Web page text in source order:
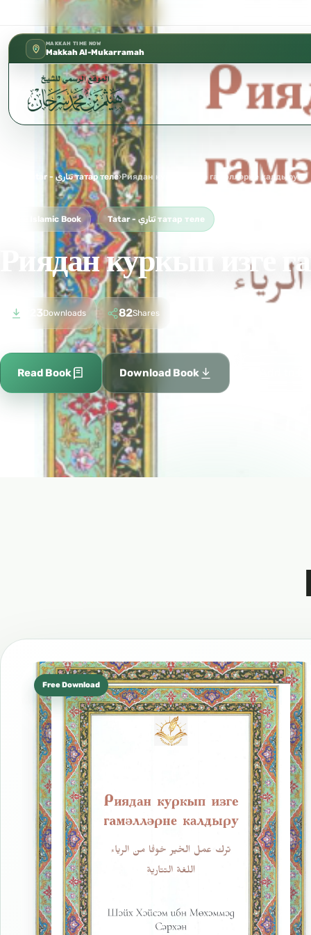
MAKKAH TIME NOW
Makkah Al-Mukarramah
Tatar - تتاري татар теле›Риядан куркып изге гамәлләрне калдыру
Free Islamic Book Tatar - تتاري татар теле
Риядан куркып изге
923Downloads 82Shares
Read Book Download Book
Free Download